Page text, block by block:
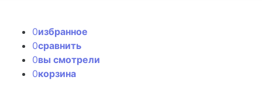
0избранное
0сравнить
0вы смотрели
0корзина